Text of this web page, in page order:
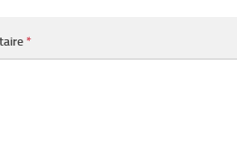
*